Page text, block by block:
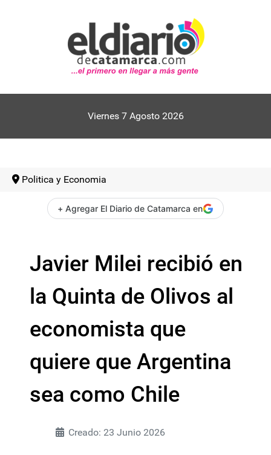
Viernes 7 Agosto 2026
Politica y Economia
+ Agregar El Diario de Catamarca en
Javier Milei recibió en
la Quinta de Olivos al
economista que
quiere que Argentina
sea como Chile
Creado: 23 Junio 2026